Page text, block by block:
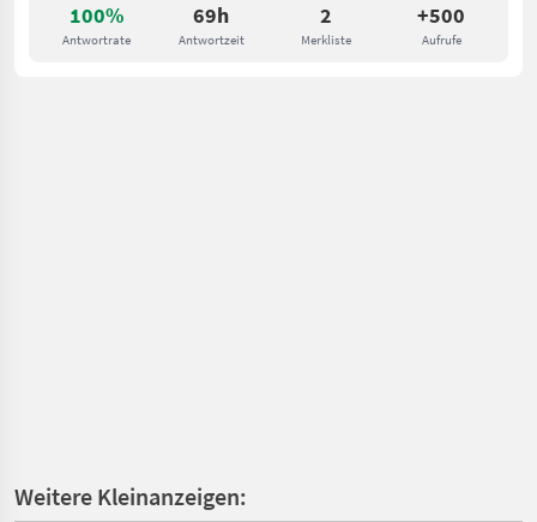
100%
Antwortrate
69h
Antwortzeit
2
Merkliste
+500
Aufrufe
Weitere Kleinanzeigen: